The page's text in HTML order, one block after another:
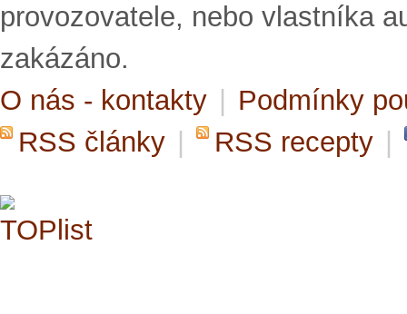
provozovatele, nebo vlastníka
zakázáno.
O nás - kontakty
Podmínky
RSS články
RSS recepty